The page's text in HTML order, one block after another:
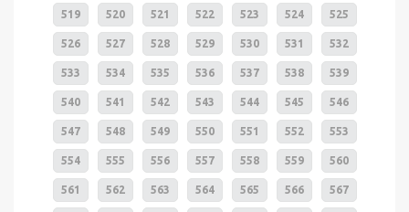
519 520 521 522 523 524 525
526 527 528 529 530 531 532
533 534 535 536 537 538 539
540 541 542 543 544 545 546
547 548 549 550 551 552 553
554 555 556 557 558 559 560
561 562 563 564 565 566 567